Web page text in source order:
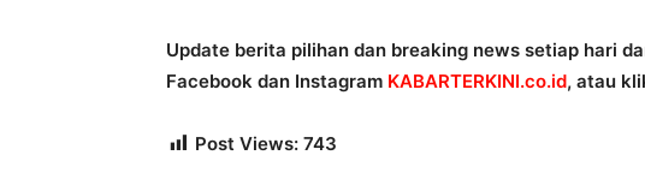
Update berita pilihan dan breaking news setiap hari
Facebook dan Instagram KABARTERKINI.co.id, atau
Post Views: 743